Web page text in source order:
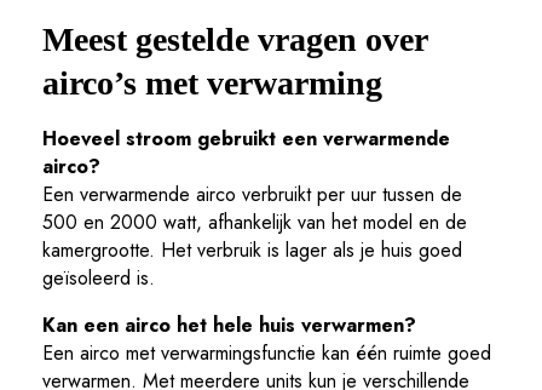
Meest gestelde vragen over
airco’s met verwarming
Hoeveel stroom gebruikt een verwarmende
airco?
Een verwarmende airco verbruikt per uur tussen de
500 en 2000 watt, afhankelijk van het model en de
kamergrootte. Het verbruik is lager als je huis goed
geïsoleerd is.
Kan een airco het hele huis verwarmen?
Een airco met verwarmingsfunctie kan één ruimte goed
verwarmen. Met meerdere units kun je verschillende